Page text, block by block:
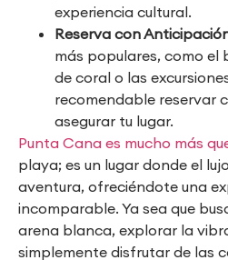
experiencia cultural.
Reserva con
más populares, como el
de coral o las
recomendable reservar
asegurar tu lugar.
Punta Cana es mucho más
playa; es un lugar donde el
aventura, ofreciéndote una
incomparable. Ya sea que
arena blanca, explorar la
simplemente disfrutar de las